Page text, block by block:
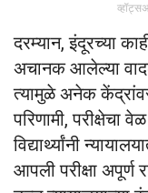
दरम्यान, इंदूरच्या
अचानक आलेल्या
त्यामुळे अनेक
परिणामी, परीक्षेचा
विद्यार्थ्यांनी
आपली परीक्षा अपूर्ण